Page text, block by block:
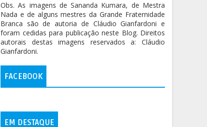
Obs. As imagens de Sananda Kumara, de Mestra
Nada e de alguns mestres da Grande Fraternidade
Branca são de autoria de Cláudio Gianfardoni e
foram cedidas para publicação neste Blog. Direitos
autorais destas imagens reservados a: Cláudio
Gianfardoni.
FACEBOOK
EM DESTAQUE